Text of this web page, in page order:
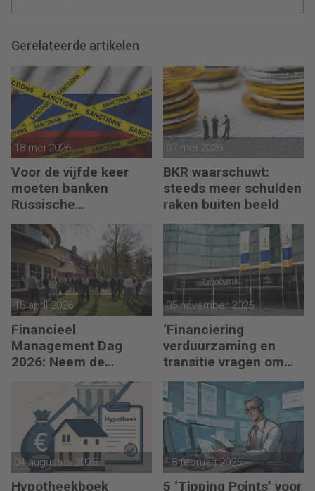
Gerelateerde artikelen
18 mei 2026
Voor de vijfde keer
moeten banken
Russische
bankgegoeden
melden
07 mei 2026
BKR waarschuwt:
steeds meer schulden
raken buiten beeld
16 april 2026
Financieel
Management Dag
2026: Neem de
toekomst in eigen
05 november 2025
‘Financiering
verduurzaming en
transitie vragen om
minder regels’
04 augustus 2025
Hypotheekboek
18 februari 2025
5 ‘Tipping Points’ voor